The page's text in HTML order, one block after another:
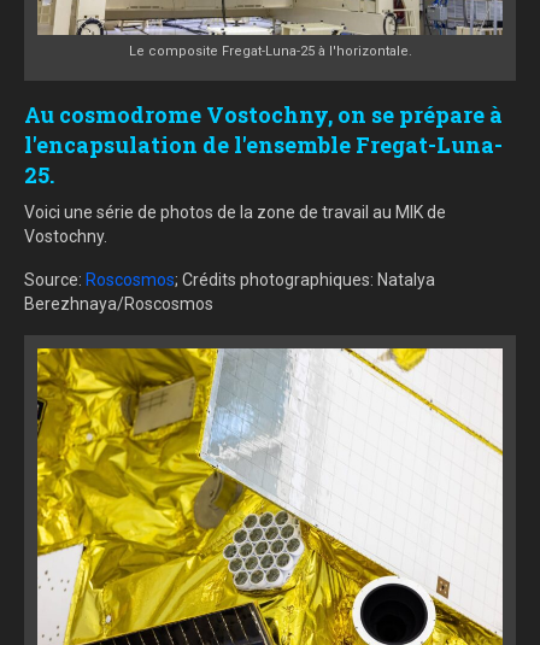
Le composite Fregat-Luna-25 à l'horizontale.
Au cosmodrome Vostochny, on se prépare à
l'encapsulation de l'ensemble Fregat-Luna-
25.
Voici une série de photos de la zone de travail au MIK de
Vostochny.
Source: Roscosmos; Crédits photographiques: Natalya
Berezhnaya/Roscosmos